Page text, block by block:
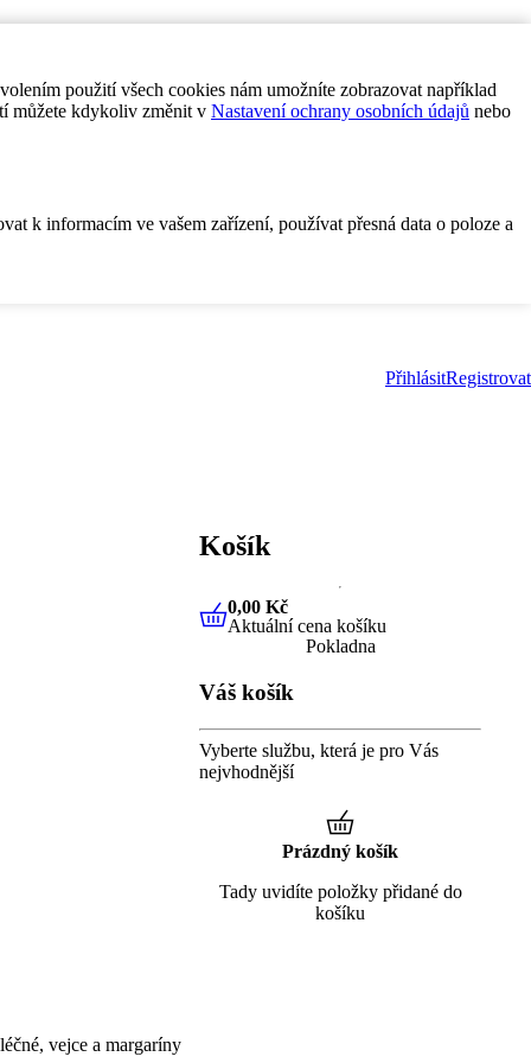
použití všech cookies nám umožníte zobrazovat například
můžete kdykoliv změnit v Nastavení ochrany osobních údajů nebo
k informacím ve vašem zařízení, používat přesná data o poloze a
PřihlásitRegistrovat
vejce a margaríny
Košík
0,00 KčAktuální cena košíku
0,00 Kč
Aktuální cena košíku
Pokladna
Váš košík
Vyberte službu, která je pro Vás
nejvhodnější
Prázdný košík
Tady uvidíte položky přidané do
košíku